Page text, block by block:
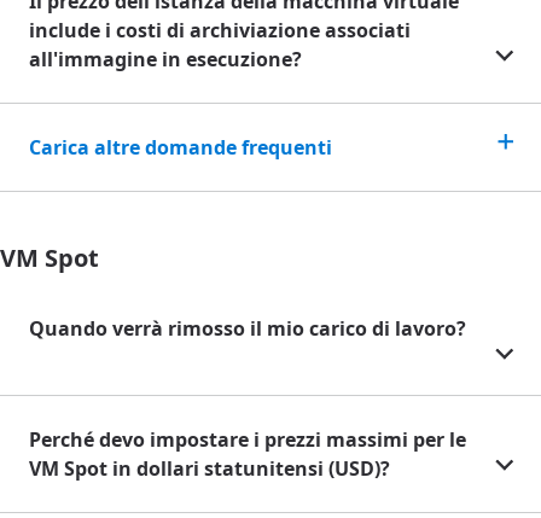
include i costi di archiviazione associati
all'immagine in esecuzione?
Carica altre domande frequenti
VM Spot
Quando verrà rimosso il mio carico di lavoro?
Perché devo impostare i prezzi massimi per le
VM Spot in dollari statunitensi (USD)?